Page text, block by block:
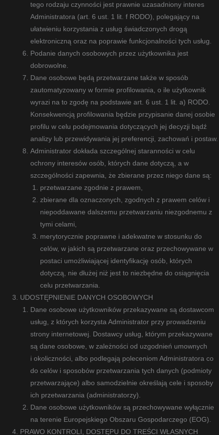
tego rodzaju czynności jest prawnie uzasadniony interes
Administratora (art. 6 ust. 1 lit. f RODO), polegający na
ułatwieniu korzystania z usług świadczonych drogą
elektroniczną oraz na poprawie funkcjonalności tych usług.
Podanie danych osobowych przez użytkownika jest
dobrowolne.
Dane osobowe będą przetwarzane także w sposób
zautomatyzowany w formie profilowania, o ile użytkownik
wyrazi na to zgodę na podstawie art. 6 ust. 1 lit. a) RODO.
Konsekwencją profilowania będzie przypisanie danej osobie
profilu w celu podejmowania dotyczących jej decyzji bądź
analizy lub przewidywania jej preferencji, zachowań i postaw.
Administrator dokłada szczególnej staranności w celu
ochrony interesów osób, których dane dotyczą, a w
szczególności zapewnia, że zbierane przez niego dane są:
przetwarzane zgodnie z prawem,
zbierane dla oznaczonych, zgodnych z prawem celów i
niepoddawane dalszemu przetwarzaniu niezgodnemu z
tymi celami,
merytorycznie poprawne i adekwatne w stosunku do
celów, w jakich są przetwarzane oraz przechowywane w
postaci umożliwiającej identyfikację osób, których
dotyczą, nie dłużej niż jest to niezbędne do osiągnięcia
celu przetwarzania.
UDOSTĘPNIENIE DANYCH OSOBOWYCH
Dane osobowe użytkowników przekazywane są dostawcom
usług, z których korzysta Administrator przy prowadzeniu
strony internetowej. Dostawcy usług, którym przekazywane
są dane osobowe, w zależności od uzgodnień umownych
i okoliczności, albo podlegają poleceniom Administratora co
do celów i sposobów przetwarzania tych danych (podmioty
przetwarzające) albo samodzielnie określają cele i sposoby
ich przetwarzania (administratorzy).
Dane osobowe użytkowników są przechowywane wyłącznie
na terenie Europejskiego Obszaru Gospodarczego (EOG).
PRAWO KONTROLI, DOSTĘPU DO TREŚCI WŁASNYCH